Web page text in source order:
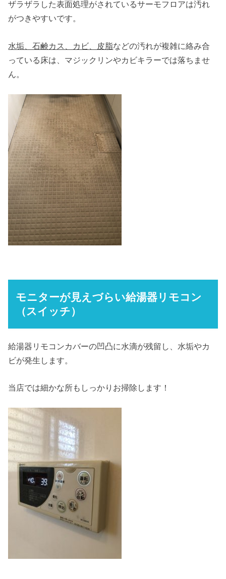
ザラザラした表面処理がされているサーモフロアは汚れ
がつきやすいです。
水垢、石鹸カス、カビ、皮脂などの汚れが複雑に絡み合
っている床は、マジックリンやカビキラーでは落ちませ
ん。
モニターが見えづらい給湯器リモコン
（スイッチ）
給湯器リモコンカバーの凹凸に水滴が残留し、水垢やカ
ビが発生します。
当店では細かな所もしっかりお掃除します！